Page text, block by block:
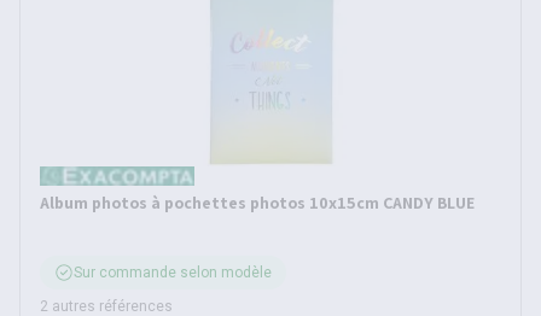
Album photos à pochettes photos 10x15cm CANDY BLUE
Sur commande selon modèle
2 autres références